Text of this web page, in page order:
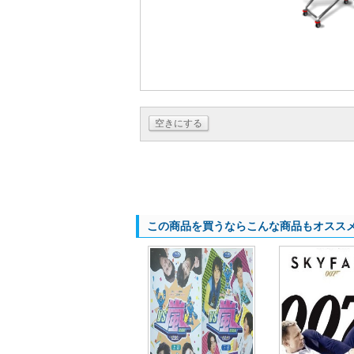
空きにする
この商品を買うならこんな商品もオスス